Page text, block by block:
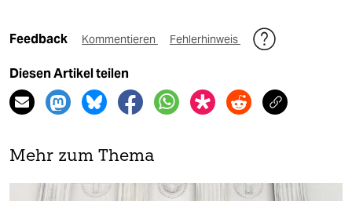
Feedback Kommentieren Fehlerhinweis
Diesen Artikel teilen
Mehr zum Thema